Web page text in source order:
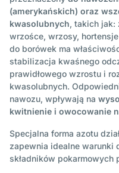
(amerykańskich) oraz
kwasolubnych, takich jak:
wrzośce, wrzosy,
do borówek ma
stabilizacja kwaśnego
prawidłowego wzrostu i
kwasolubnych.
nawozu, wpływają na
kwitnienie i owocowanie
Specjalna forma azotu
zapewnia idealne warunki
składników pokarmowych